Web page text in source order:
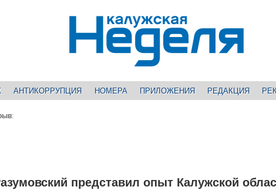
АНТИКОРРУПЦИЯ НОМЕРА ПРИЛОЖЕНИЯ РЕДАКЦИЯ
:
представил опыт Калужской